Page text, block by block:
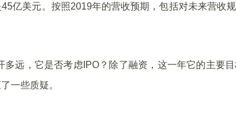
亿美元。按照2019年的营收预期，包括对未来营收
多远，它是否考虑IPO？除了融资，这一年它的主要
一些质疑。